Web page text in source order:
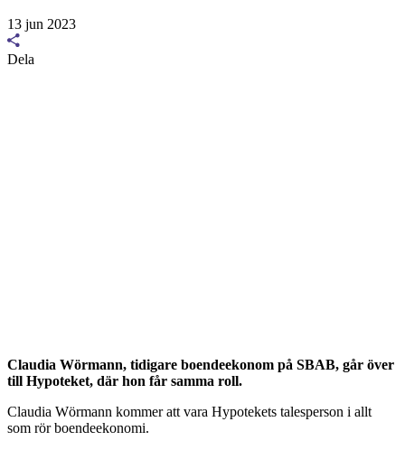
13 jun 2023
Dela
Claudia Wörmann, tidigare boendeekonom på SBAB, går över
till Hypoteket, där hon får samma roll.
Claudia Wörmann kommer att vara Hypotekets talesperson i allt
som rör boendeekonomi.